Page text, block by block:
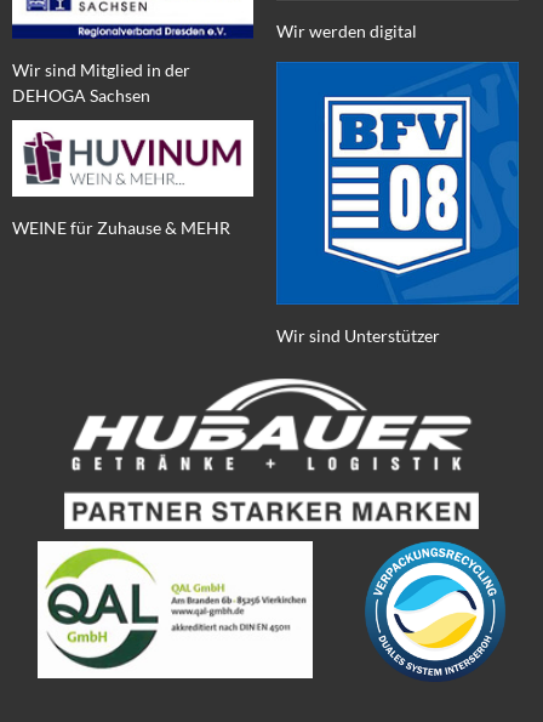
Wir sind Mitglied in der
DEHOGA Sachsen
WEINE für Zuhause & MEHR
Wir werden digital
Wir sind Unterstützer